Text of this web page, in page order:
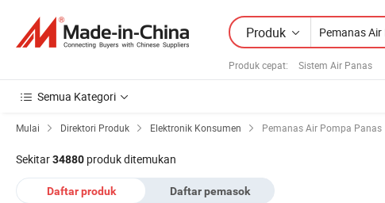
Produk
Produk cepat: Sistem Air Panas
Semua Kategori
Mulai Direktori Produk Elektronik Konsumen Pemanas Air Pompa Panas
Sekitar34880 produk ditemukan
Daftar produk Daftar pemasok